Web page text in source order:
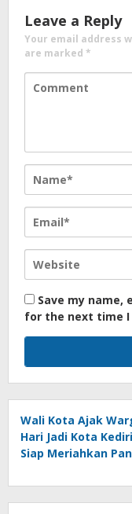
Leave a Reply
Your email address
are marked *
Save my name,
for the next time I
Wali Kota Ajak
Hari Jadi Kota
Siap Meriahkan